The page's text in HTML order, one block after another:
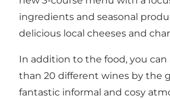
ingredients and seasonal
delicious local cheeses and
In addition to the food, you can
than 20 different wines by the
fantastic informal and cosy